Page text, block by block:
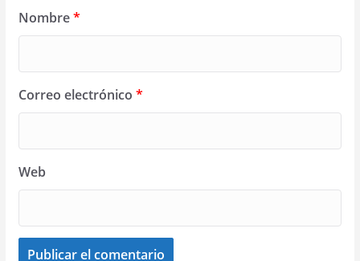
Nombre*
Correo electrónico *
Web